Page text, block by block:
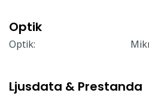
Optik
Optik:
Ljusdata & Prestanda